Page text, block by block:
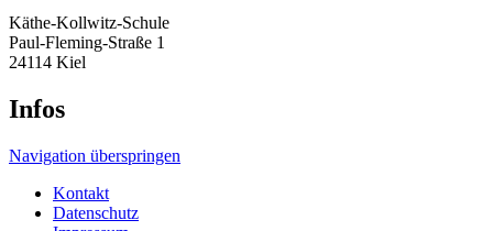
Käthe-Kollwitz-Schule
Paul-Fleming-Straße 1
24114 Kiel
Infos
Navigation überspringen
Kontakt
Datenschutz